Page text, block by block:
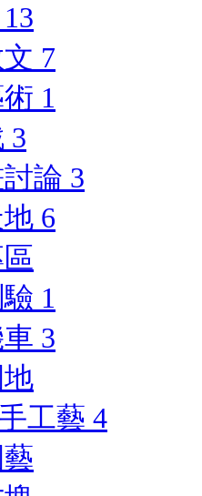
13
7
1
3
論 3
6
1
3
工藝 4